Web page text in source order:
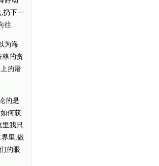
扔下一
往.
为海
格的贪
的屠
的是
何获
里我只
里,做
的眼